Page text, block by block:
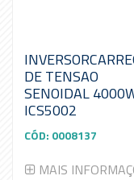
DE TENSAO
SENOIDAL
ICS5002
CÓD: 0008137
MAIS